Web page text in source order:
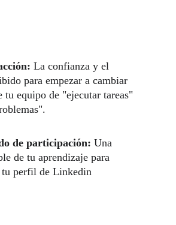
La confianza y el
para empezar a cambiar
tu equipo de "ejecutar tareas"
de participación: Una
de tu aprendizaje para
perfil de Linkedin